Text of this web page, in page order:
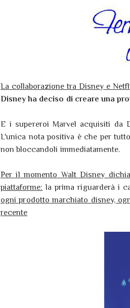
La collaborazione tra Disney e
Disney ha deciso di creare una
E i supereroi Marvel acquisiti da
L'unica nota positiva è che per
non bloccandoli immediatamente.
Per il momento Walt Disney
piattaforme: la prima riguarderà i
ogni prodotto marchiato disney,
recente